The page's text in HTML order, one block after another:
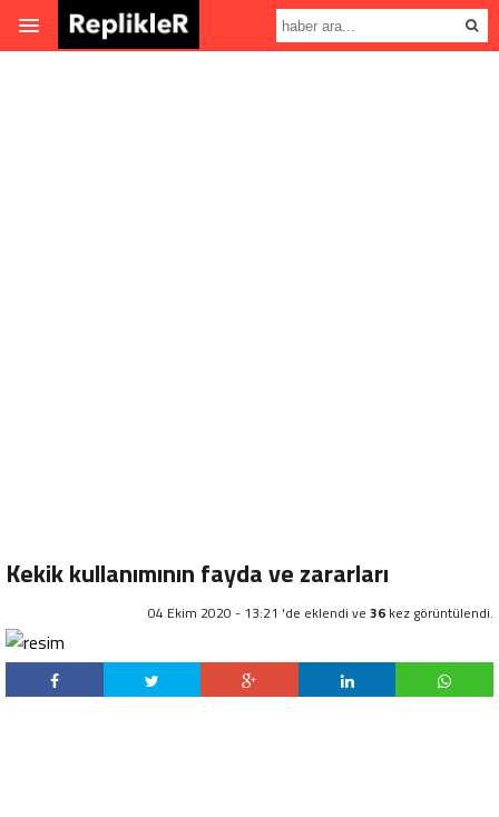
Kekik kullanımının fayda ve zararları
04 Ekim 2020 - 13:21 'de eklendi ve 36 kez görüntülendi.